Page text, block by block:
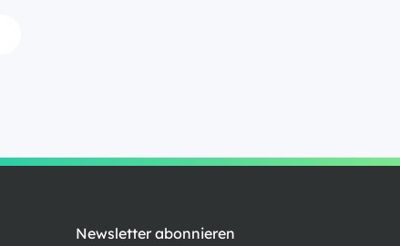
Newsletter abonnieren